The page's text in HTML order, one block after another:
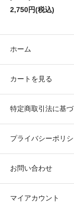
2,750円(税込)
ホーム
カートを見る
特定商取引法に基
プライバシーポリ
お問い合わせ
マイアカウント